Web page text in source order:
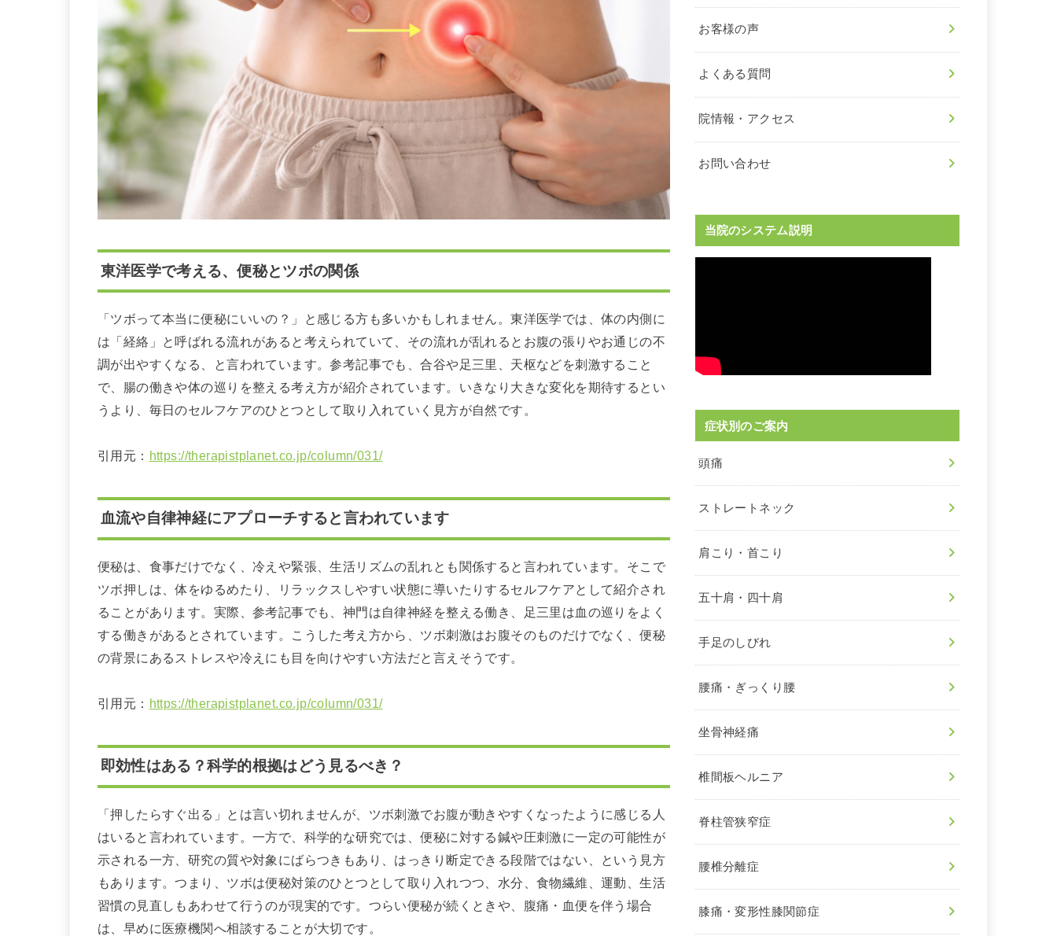
東洋医学で考える、便秘とツボの関係
「ツボって本当に便秘にいいの？」と感じる方も多いかもしれません。東洋医学では、体の内側に
は「経絡」と呼ばれる流れがあると考えられていて、その流れが乱れるとお腹の張りやお通じの不
調が出やすくなる、と言われています。参考記事でも、合谷や足三里、天枢などを刺激すること
で、腸の働きや体の巡りを整える考え方が紹介されています。いきなり大きな変化を期待するとい
うより、毎日のセルフケアのひとつとして取り入れていく見方が自然です。
引用元： https://therapistplanet.co.jp/column/031/
血流や自律神経にアプローチすると言われています
便秘は、食事だけでなく、冷えや緊張、生活リズムの乱れとも関係すると言われています。そこで
ツボ押しは、体をゆるめたり、リラックスしやすい状態に導いたりするセルフケアとして紹介され
ることがあります。実際、参考記事でも、神門は自律神経を整える働き、足三里は血の巡りをよく
する働きがあるとされています。こうした考え方から、ツボ刺激はお腹そのものだけでなく、便秘
の背景にあるストレスや冷えにも目を向けやすい方法だと言えそうです。
引用元： https://therapistplanet.co.jp/column/031/
即効性はある？科学的根拠はどう見るべき？
「押したらすぐ出る」とは言い切れませんが、ツボ刺激でお腹が動きやすくなったように感じる人
はいると言われています。一方で、科学的な研究では、便秘に対する鍼や圧刺激に一定の可能性が
示される一方、研究の質や対象にばらつきもあり、はっきり断定できる段階ではない、という見方
もあります。つまり、ツボは便秘対策のひとつとして取り入れつつ、水分、食物繊維、運動、生活
習慣の見直しもあわせて行うのが現実的です。つらい便秘が続くときや、腹痛・血便を伴う場合
は、早めに医療機関へ相談することが大切です。
お客様の声
よくある質問
院情報・アクセス
お問い合わせ
当院のシステム説明
症状別のご案内
頭痛
ストレートネック
肩こり・首こり
五十肩・四十肩
手足のしびれ
腰痛・ぎっくり腰
坐骨神経痛
椎間板ヘルニア
脊柱管狭窄症
腰椎分離症
膝痛・変形性膝関節症